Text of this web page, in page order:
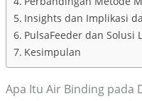
Insights dan Implikasi
PulsaFeeder dan Solusi
Kesimpulan
Apa Itu Air Binding pada